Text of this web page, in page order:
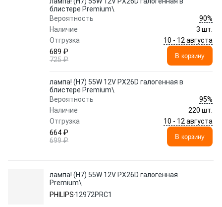
блистере Premium\
Вероятность
90%
Наличие
3 шт.
Отгрузка
10 - 12 августа
689 ₽
725 ₽
В корзину
лампа! (H7) 55W 12V PX26D галогенная в
блистере Premium\
Вероятность
95%
Наличие
220 шт.
Отгрузка
10 - 12 августа
664 ₽
699 ₽
В корзину
лампа! (H7) 55W 12V PX26D галогенная
Premium\
PHILIPS 12972PRC1